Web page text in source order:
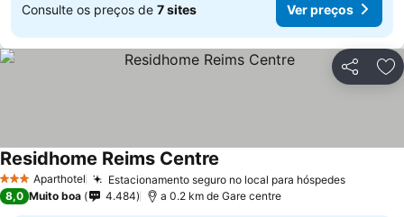
Consulte os preços de 7 sites Ver preços
Partilhar
3 EstrelasAparthotel Estacionamento seguro no local para hóspedes
Residhome Reims Centre
8,0 Muito boa 4.484 a 0.2 km de Gare centre